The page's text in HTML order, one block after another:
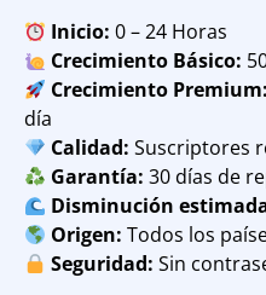
Inicio: 0 – 24 Horas
Crecimiento Básico:
Crecimiento Premium:
día
Calidad: Suscriptores
Garantía: 30 días de
Disminución
Origen: Todos los
Seguridad: Sin